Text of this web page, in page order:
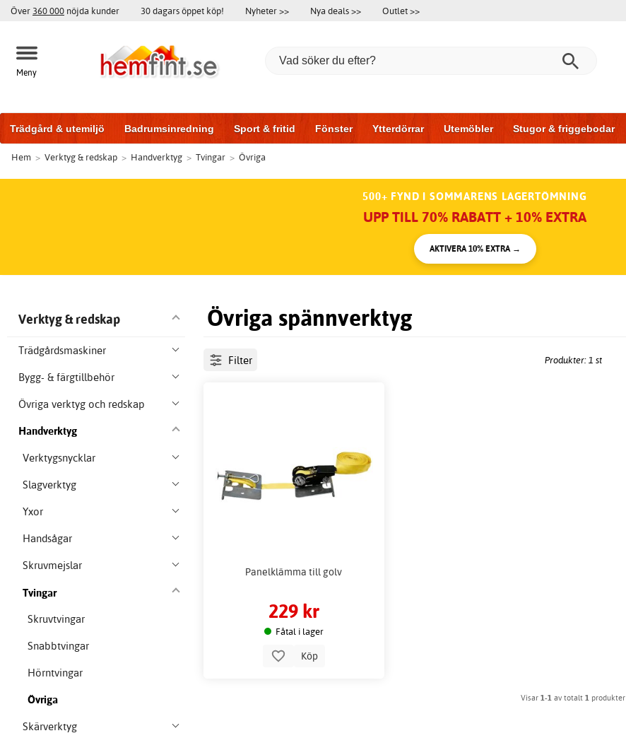
Över 360 000 nöjda kunder 30 dagars öppet köp! Nyheter >> Nya deals >> Outlet >>
Meny
Trädgård & utemiljö Badrumsinredning Sport & fritid Fönster Ytterdörrar Utemöbler Stugor & friggebodar
Badrumsmöbler Träningsutrustning Garageportar
Hem > Verktyg & redskap > Handverktyg > Tvingar > Övriga
500+ FYND I SOMMARENS LAGERTÖMNING
UPP TILL 70% RABATT + 10% EXTRA
AKTIVERA 10% EXTRA →
Övriga spännverktyg
Verktyg & redskap
Trädgårdsmaskiner
Bygg- & färgtillbehör
Övriga verktyg och redskap
Handverktyg
Verktygsnycklar
Slagverktyg
Yxor
Handsågar
Skruvmejslar
Tvingar
Skruvtvingar
Snabbtvingar
Hörntvingar
Övriga
Skärverktyg
Filter Produkter: 1 st
Panelklämma till golv
229 kr
Fåtal i lager
Köp
Visar1-1 av totalt1 produkter